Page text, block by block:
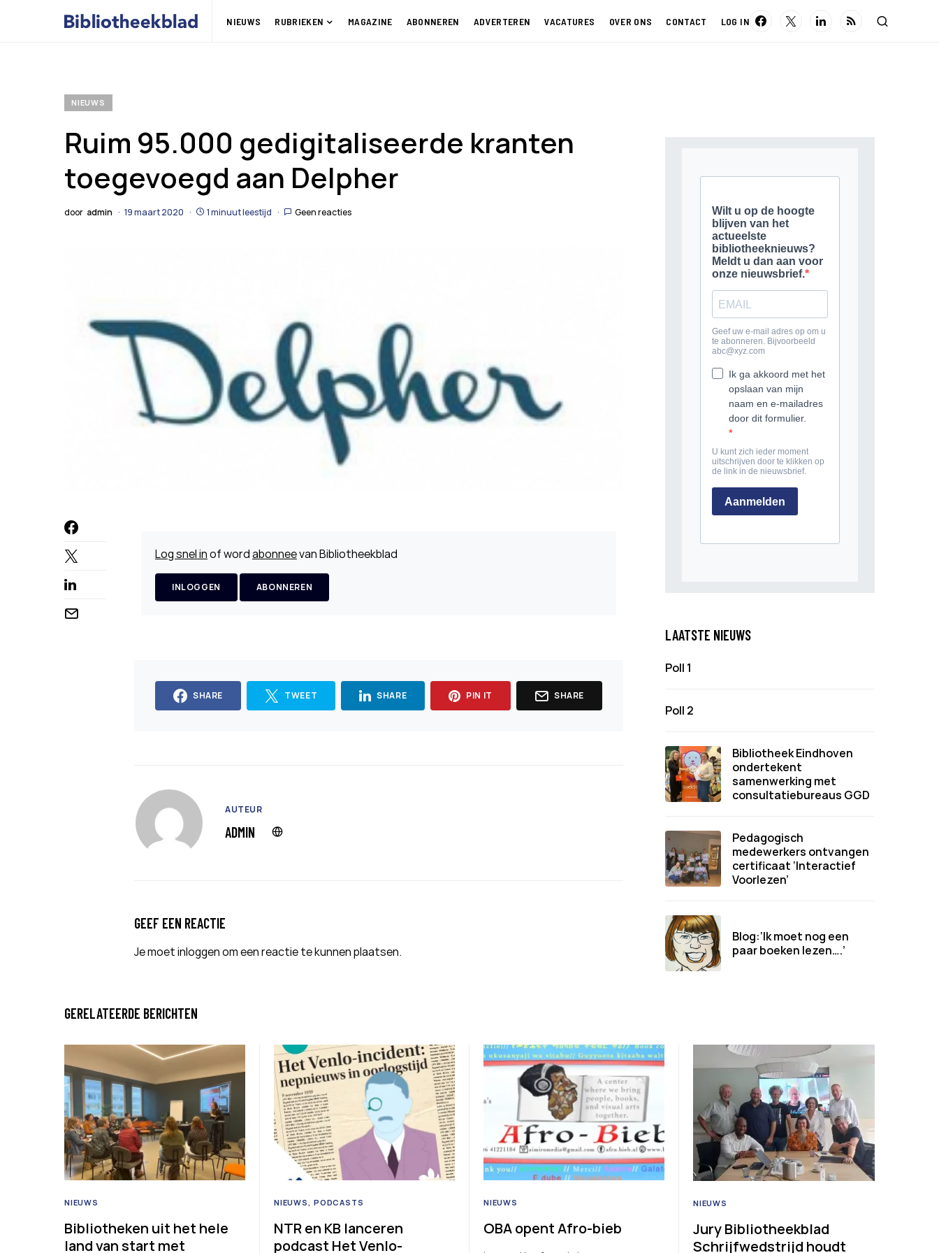
NIEUWS RUBRIEKEN MAGAZINE ABONNEREN ADVERTEREN VACATURES OVER ONS CONTACT LOG IN
NIEUWS
Ruim 95.000 gedigitaliseerde kranten
toegevoegd aan Delpher
door admin 19 maart 2020 1 minuut leestijd Geen reacties
Log snel inof wordabonneevan Bibliotheekblad
INLOGGEN ABONNEREN
SHARE TWEET SHARE PIN IT SHARE
AUTEUR
ADMIN
GEEF EEN REACTIE
Je moetinloggenom een reactie te kunnen plaatsen.
LAATSTE NIEUWS
Poll 1
Poll 2
Bibliotheek Eindhoven
ondertekent
samenwerking met
consultatiebureaus GGD
Pedagogisch
medewerkers ontvangen
certificaat ‘Interactief
Voorlezen’
Blog:‘Ik moet nog een
paar boeken lezen….’
GERELATEERDE BERICHTEN
NIEUWS
Bibliotheken uit het hele
land van start met
NIEUWS PODCASTS
NTR en KB lanceren
podcast Het Venlo-
NIEUWS
OBA opent Afro-bieb
NIEUWS
Jury Bibliotheekblad
Schrijfwedstrijd houdt